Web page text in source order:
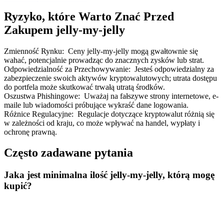
Ryzyko, które Warto Znać Przed
Zakupem jelly-my-jelly
Zmienność Rynku: Ceny jelly-my-jelly mogą gwałtownie się
wahać, potencjalnie prowadząc do znacznych zysków lub strat.
Odpowiedzialność za Przechowywanie: Jesteś odpowiedzialny za
zabezpieczenie swoich aktywów kryptowalutowych; utrata dostępu
do portfela może skutkować trwałą utratą środków.
Oszustwa Phishingowe: Uważaj na fałszywe strony internetowe, e-
maile lub wiadomości próbujące wykraść dane logowania.
Różnice Regulacyjne: Regulacje dotyczące kryptowalut różnią się
w zależności od kraju, co może wpływać na handel, wypłaty i
ochronę prawną.
Często zadawane pytania
Jaka jest minimalna ilość jelly-my-jelly, którą mogę
kupić?